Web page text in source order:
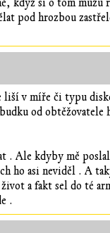
když si o tom
pod hrozbou
liší v míře či typu
od obtěžovatele
. Ale kdyby mě
ho asi neviděl . A
a fakt sel do té
.